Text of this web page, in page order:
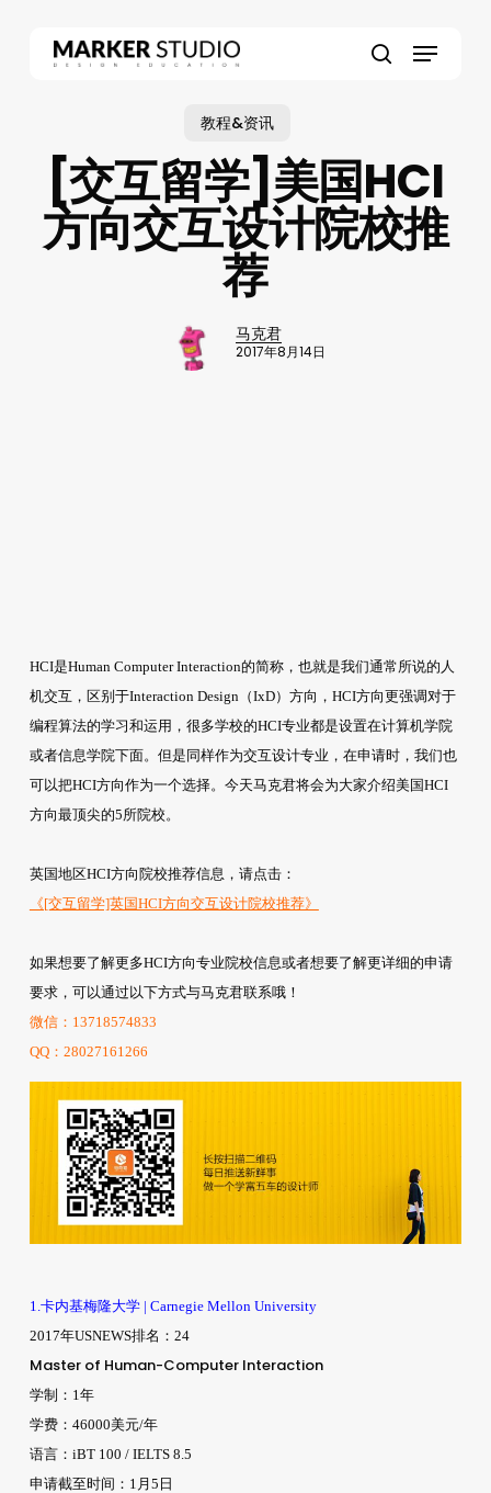
Menu
教程&资讯
[交互留学]美国HCI
方向交互设计院校推
荐
马克君
2017年8月14日
HCI是Human Computer Interaction的简称，也就是我们通常所说的人
机交互，区别于Interaction Design（IxD）方向，HCI方向更强调对于
编程算法的学习和运用，很多学校的HCI专业都是设置在计算机学院
或者信息学院下面。但是同样作为交互设计专业，在申请时，我们也
可以把HCI方向作为一个选择。今天马克君将会为大家介绍美国HCI
方向最顶尖的5所院校。
英国地区HCI方向院校推荐信息，请点击：
《[交互留学]英国HCI方向交互设计院校推荐》
如果想要了解更多HCI方向专业院校信息或者想要了解更详细的申请
要求，可以通过以下方式与马克君联系哦！
微信：13718574833
QQ：28027161266
1.卡内基梅隆大学 | Carnegie Mellon University
2017年USNEWS排名：24
Master of Human-Computer Interaction
学制：1年
学费：46000美元/年
语言：iBT 100 / IELTS 8.5
申请截至时间：1月5日